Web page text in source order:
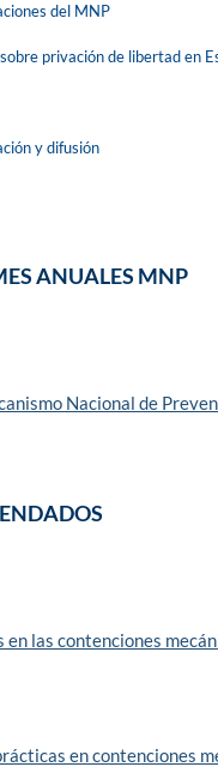
del MNP
privación de libertad en
y difusión
ANUALES MNP
Nacional de
en las contenciones
en contenciones